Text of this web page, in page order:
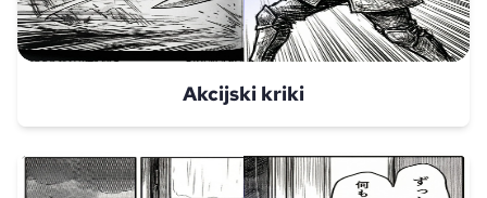
Akcijski kriki